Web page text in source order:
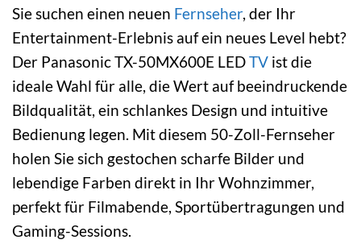
Sie suchen einen neuen Fernseher, der Ihr
Entertainment-Erlebnis auf ein neues Level hebt?
Der Panasonic TX-50MX600E LEDTV ist die
ideale Wahl für alle, die Wert auf beeindruckende
Bildqualität, ein schlankes Design und intuitive
Bedienung legen. Mit diesem 50-Zoll-Fernseher
holen Sie sich gestochen scharfe Bilder und
lebendige Farben direkt in Ihr Wohnzimmer,
perfekt für Filmabende, Sportübertragungen und
Gaming-Sessions.